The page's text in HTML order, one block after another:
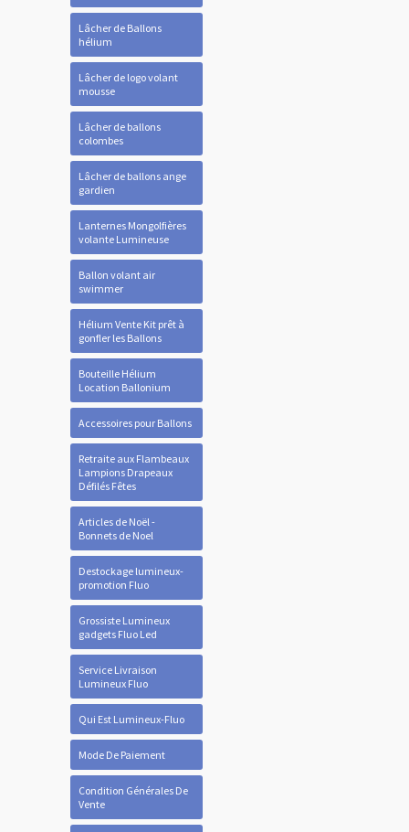
Lâcher de Ballons
hélium
Lâcher de logo volant
mousse
Lâcher de ballons
colombes
Lâcher de ballons ange
gardien
Lanternes Mongolfières
volante Lumineuse
Ballon volant air
swimmer
Hélium Vente Kit prêt à
gonfler les Ballons
Bouteille Hélium
Location Ballonium
Accessoires pour Ballons
Retraite aux Flambeaux
Lampions Drapeaux
Défilés Fêtes
Articles de Noël -
Bonnets de Noel
Destockage lumineux-
promotion Fluo
Grossiste Lumineux
gadgets Fluo Led
Service Livraison
Lumineux Fluo
Qui Est Lumineux-Fluo
Mode De Paiement
Condition Générales De
Vente